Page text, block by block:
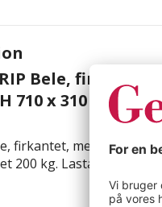
Bele, firkantet,
710 x 310 x 123
firkantet, med FSC®-
200 kg. Lastareal af